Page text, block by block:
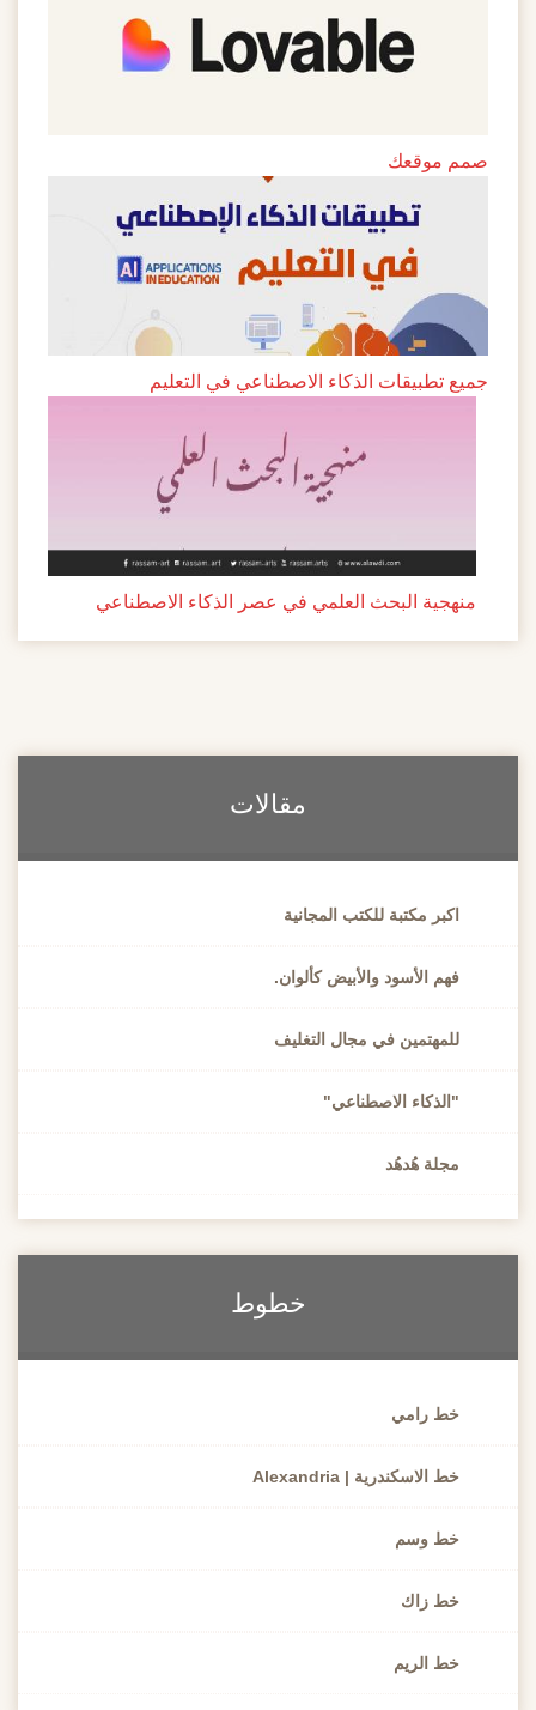
صمم موقعك
جميع تطبيقات الذكاء الاصطناعي في التعليم
منهجية البحث العلمي في عصر الذكاء الاصطناعي
مقالات
اكبر مكتبة للكتب المجانية
فهم الأسود والأبيض كألوان.
للمهتمين في مجال التغليف
"الذكاء الاصطناعي"
مجلة هُدهُد
خطوط
خط رامي
خط الاسكندرية | Alexandria
خط وسم
خط زاك
خط الريم